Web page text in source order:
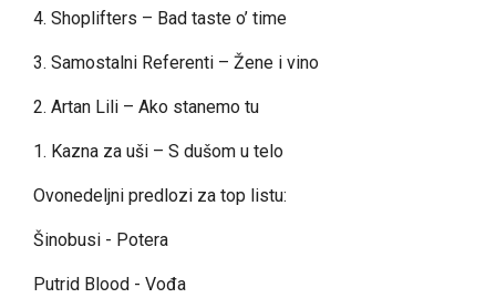
4. Shoplifters – Bad taste o’ time
3. Samostalni Referenti – Žene i vino
2. Artan Lili – Ako stanemo tu
1. Kazna za uši – S dušom u telo
Ovonedeljni predlozi za top listu:
Šinobusi - Potera
Putrid Blood - Vođa